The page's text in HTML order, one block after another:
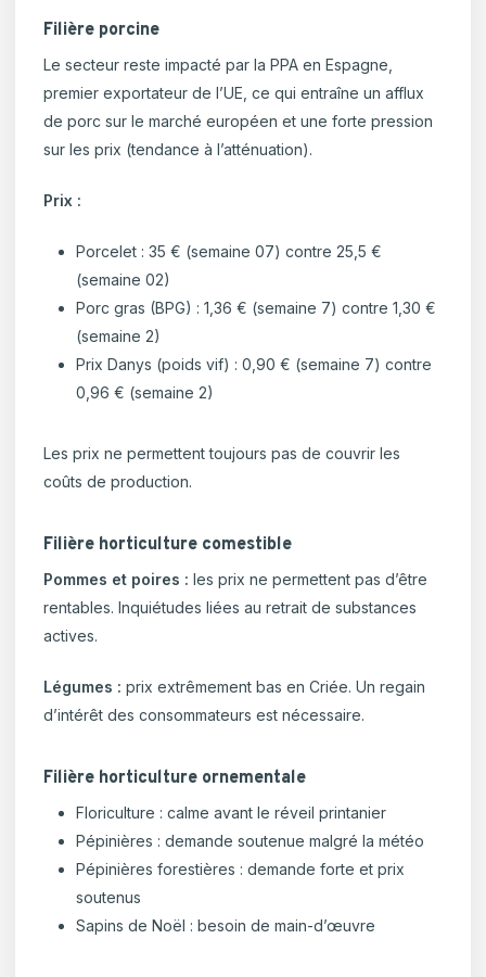
Filière porcine
Le secteur reste impacté par la PPA en Espagne,
premier exportateur de l’UE, ce qui entraîne un afflux
de porc sur le marché européen et une forte pression
sur les prix (tendance à l’atténuation).
Prix :
Porcelet : 35 € (semaine 07) contre 25,5 €
(semaine 02)
Porc gras (BPG) : 1,36 € (semaine 7) contre 1,30 €
(semaine 2)
Prix Danys (poids vif) : 0,90 € (semaine 7) contre
0,96 € (semaine 2)
Les prix ne permettent toujours pas de couvrir les
coûts de production.
Filière horticulture comestible
Pommes et poires : les prix ne permettent pas d’être
rentables. Inquiétudes liées au retrait de substances
actives.
Légumes : prix extrêmement bas en Criée. Un regain
d’intérêt des consommateurs est nécessaire.
Filière horticulture ornementale
Floriculture : calme avant le réveil printanier
Pépinières : demande soutenue malgré la météo
Pépinières forestières : demande forte et prix
soutenus
Sapins de Noël : besoin de main-d’œuvre